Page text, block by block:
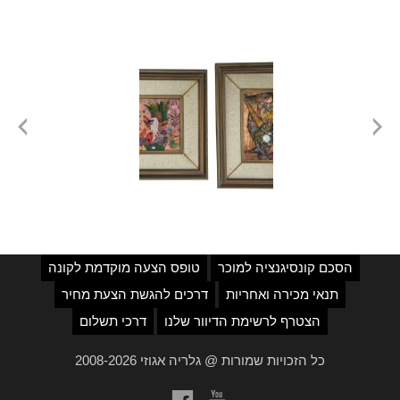
הסכם קונסיגנציה למוכר
טופס הצעה מוקדמת לקונה
תנאי מכירה ואחריות
דרכים להגשת הצעת מחיר
הצטרף לרשימת הדיוור שלנו
דרכי תשלום
כל הזכויות שמורות @ גלריה אגוזי 2008-2026